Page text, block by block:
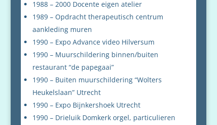
1988 – 2000 Docente eigen atelier
1989 – Opdracht therapeutisch centrum
aankleding muren
1990 – Expo Advance video Hilversum
1990 – Muurschildering binnen/buiten
restaurant “de papegaai”
1990 – Buiten muurschildering “Wolters
Heukelslaan” Utrecht
1990 – Expo Bijnkershoek Utrecht
1990 – Drieluik Domkerk orgel, particulieren